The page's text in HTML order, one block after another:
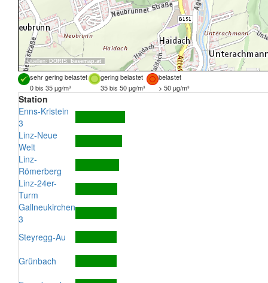
Quellen: DORIS, basemap.at
sehr gering belastet gering belastet
belastet
0 bis 35 µg/m³
35 bis 50 µg/m³ > 50 µg/m³
Station
Enns-Kristein
3
Linz-Neue
Welt
Linz-
Römerberg
Linz-24er-
Turm
Gallneukirchen
3
Steyregg-Au
Grünbach